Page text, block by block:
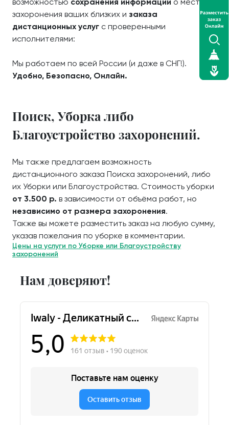
захоронения ваших близких и заказа
дистанционных услуг с проверенными
исполнителями:
Мы работаем по всей России (и даже в СНГ!).
Удобно, Безопасно, Онлайн.
Поиск, Уборка либо
Благоустройство захоронений.
Мы также предлагаем возможность
дистанционного заказа Поиска захоронений, либо
их Уборки или Благоустройства. Стоимость уборки
от 3.500 р. в зависимости от объёма работ, но
независимо от размера захоронения.
Также вы можете разместить заказ на любую сумму,
указав пожелания по уборке в комментарии.
Цены на услуги по Уборке или Благоустройству
захоронений
Нам доверяют!